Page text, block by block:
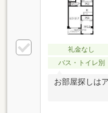
礼金なし
バス・トイレ別
お部屋探しは